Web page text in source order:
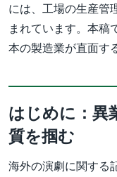
には、工場の生産管
まれています。本稿
本の製造業が直面す
はじめに：異
質を掴む
海外の演劇に関する